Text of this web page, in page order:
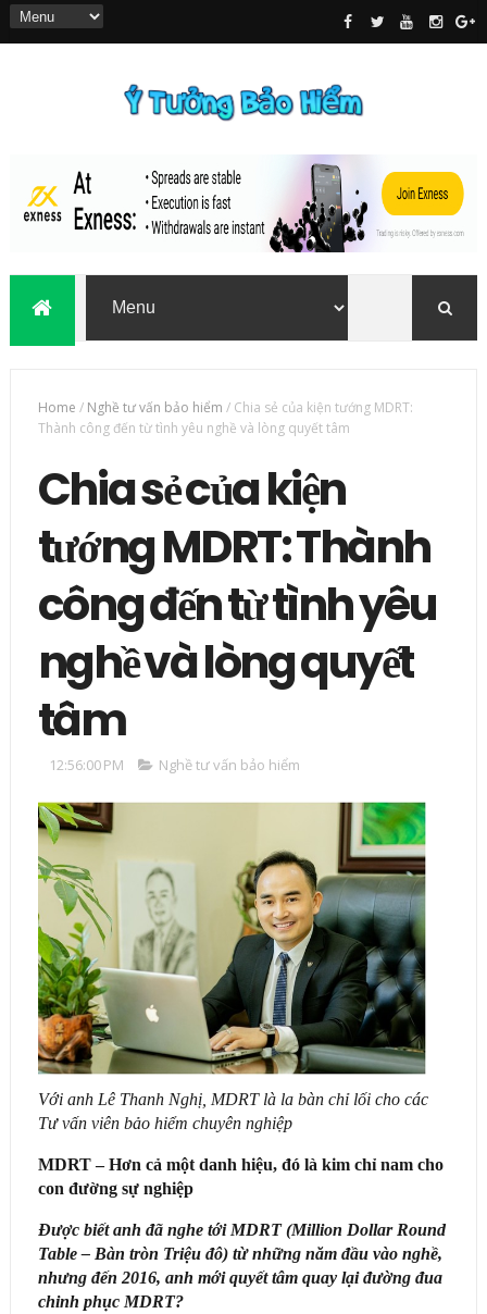
Home / Nghề tư vấn bảo hiểm / Chia sẻ của kiện tướng MDRT:
Thành công đến từ tình yêu nghề và lòng quyết tâm
Chia sẻ của kiện
tướng MDRT: Thành
công đến từ tình yêu
nghề và lòng quyết
tâm
12:56:00 PM Nghề tư vấn bảo hiểm
Với anh Lê Thanh Nghị, MDRT là la bàn chỉ lối cho các
Tư vấn viên bảo hiểm chuyên nghiệp
MDRT – Hơn cả một danh hiệu, đó là kim chỉ nam cho
con đường sự nghiệp
Được biết anh đã nghe tới MDRT (Million Dollar Round
Table – Bàn tròn Triệu đô) từ những năm đầu vào nghề,
nhưng đến 2016, anh mới quyết tâm quay lại đường đua
chinh phục MDRT?